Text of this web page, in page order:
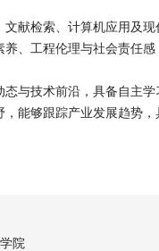
献检索、计算机应用及
养、工程伦理与社会责任
与技术前沿，具备自主
能够跟踪产业发展趋势
院